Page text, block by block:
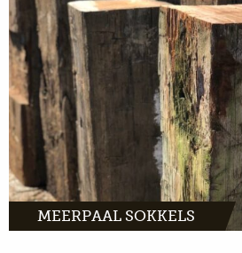
MEER INFO
MEERPAAL SOKKELS